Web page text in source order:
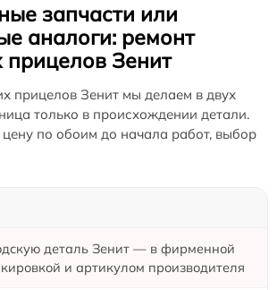
запчасти или
аналоги: ремонт
прицелов Зенит
прицелов Зенит мы делаем в двух
только в происхождении детали.
по обоим до начала работ, выбор
деталь Зенит — в фирменной
и артикулом производителя